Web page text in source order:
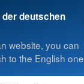
deutschen
website, you can
to the English one